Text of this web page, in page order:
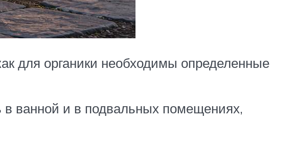
для органики необходимы определенные
ванной и в подвальных помещениях,